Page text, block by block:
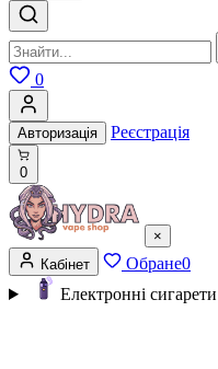
0
Авторизація Реєстрація
0
×
Кабінет
Обране0
Електронні сигарети